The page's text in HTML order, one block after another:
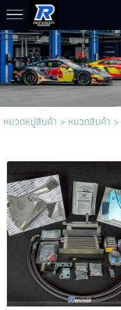
หมวดหมู่สินค้า > หมวดสินค้า >